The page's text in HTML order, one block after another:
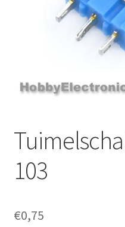
103
€0,75